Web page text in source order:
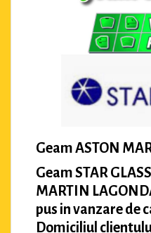
Geam ASTON
Geam STAR
MARTIN
pus in vanzare de
Domiciliul